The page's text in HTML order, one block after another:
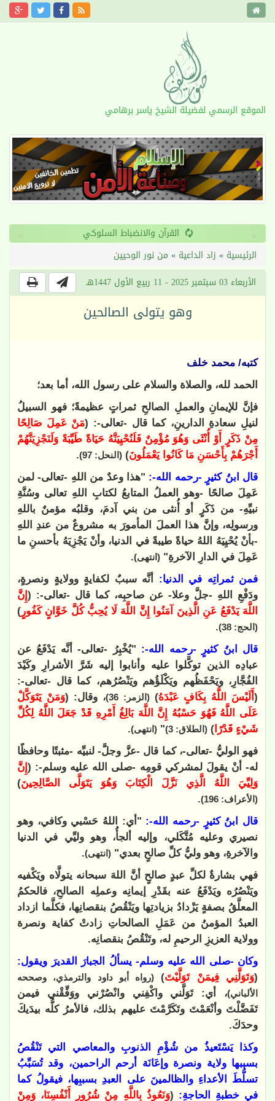
الموقع الرسمي لفضيلة الشيخ ياسر برهامي
القرآن والانضباط السلوكي ‹
›
الرئيسية » زاد الداعية » من نور الوحيين
الأربعاء 03 سبتمبر 2025 - 11 ربيع الأول 1447هـ
وهو يتولى الصالحين
كتبه/ محمد خلف
الحمد لله، والصلاة والسلام على رسول الله، أما بعد؛
فإنَّ للإيمانِ والعملِ الصالحِ ثمراتٍ عظيمةً؛ فهو السبيلُ
لنيلِ سعادةِ الدارينِ، كما قال -تعالى-: (مَنْ عَمِلَ صَالِحًا
مِنْ ذَكَرٍ أَوْ أُنْثَى وَهُوَ مُؤْمِنٌ فَلَنُحْيِيَنَّهُ حَيَاةً طَيِّبَةً وَلَنَجْزِيَنَّهُمْ
أَجْرَهُمْ بِأَحْسَنِ مَا كَانُوا يَعْمَلُونَ) (النحل: 97)
.
قال ابنُ كثيرٍ -رحمه الله-: "هذا وعدٌ من اللهِ -تعالى- لمن
عَمِلَ صالحًا -وهو العملُ المتابعُ لكتابِ اللهِ تعالى وسُنَّةِ
نبيِّهِ- من ذَكَرٍ أو أُنثى من بني آدمَ، وقلبُه مؤمنٌ باللهِ
ورسولِه، وإنَّ هذا العملَ المأمورَ به مشروعٌ من عندِ اللهِ
-بأنْ يُحْيِيَهُ اللهُ حياةً طيبةً في الدنيا، وأنْ يَجْزِيَهُ بأحسنِ ما
عَمِلَ في الدارِ الآخرةِ" (انتهى).
فمن ثمراتِه في الدنيا: أنَّه سببٌ لكفايةٍ وولايةٍ ونصرةٍ،
ودَفْعِ اللهِ -جلَّ وعلا- عن صاحبِه، كما قال -تعالى-: (إِنَّ
اللَّهَ يَدْفَعُ عَنِ الَّذِينَ آمَنُوا إِنَّ اللَّهَ لَا يُحِبُّ كُلَّ خَوَّانٍ كَفُورٍ )
(الحج: 38)
.
قال ابنُ كثيرٍ -رحمه الله-: "يُخْبِرُ -تعالى- أنَّه يَدْفَعُ عن
عبادِه الذين توكَّلوا عليه وأنابوا إليه شَرَّ الأشرارِ وكَيْدَ
الفُجَّارِ، ويَحْفَظُهم ويَكْلَؤُهم ويَنْصُرُهم، كما قال -تعالى-:
( أَلَيْسَ اللَّهُ بِكَافٍ عَبْدَهُ)(الزمر: 36) ، وقال: (وَمَنْ يَتَوَكَّلْ
عَلَى اللَّهُ فَهُوَ حَسْبُهُ إِنَّ اللَّهَ بَالِغُ أَمْرِهِ قَدْ جَعَلَ اللَّهُ لِكُلِّ
شَيْءٍ قَدْرًا ) (الطلاق: 3) " (انتهى).
فهو الوليُّ -تعالى-، كما قال -عزَّ وجلَّ- لنبيِّه -مثبتًا وحافظًا
له- أنْ يقولَ لمشركي قومِه -صلى الله عليه وسلم-: (إِنَّ
وَلِيِّيَ اللَّهُ الَّذِي نَزَّلَ الْكِتَابَ وَهُوَ يَتَوَلَّى الصَّالِحِينَ)
(الأعراف: 196)
.
قال ابنُ كثيرٍ -رحمه الله-: "أي: اللهُ حَسْبي وكافي، وهو
نصيري وعليه مُتَّكَلي، وإليه ألجأُ، وهو وليِّي في الدنيا
والآخرةِ، وهو وليُّ كلِّ صالحٍ بعدي" (انتهى).
فهي بشارةٌ لكلِّ عبدٍ صالحٍ أنَّ اللهَ سبحانه يتولَّاه ويَكْفيه
ويَنْصُرُه ويَدْفَعُ عنه بقَدْرِ إيمانِه وعملِه الصالحِ، فالحكمُ
المعلَّقُ بصفةٍ يَزْدادُ بزيادتِها ويَنْقُصُ بنقصانِها، فكلَّما ازداد
العبدُ المؤمنُ من عَمَلِ الصالحاتِ زادتْ كفاية ونصرة
وولاية العزيزِ الرحيمِ له، وتَنْقُصُ بنقصانِه.
وكان -صلى الله عليه وسلم- يسألُ الجبارَ القديرَ ويقول:
(وَتَوَلَّنِي فِيمَنْ تَوَلَّيْتَ)
(رواه أبو داود والترمذي، وصححه
الألباني)، أي: تَوَلَّني واكْفِني وانْصُرْني ووَفِّقْني فيمن
تَفَضَّلْتَ وأنْعَمْتَ وتَكَرَّمْتَ عليهم بذلك، فالأمرُ كلُّه بيدَيكَ
وحدَكَ.
وكذا يَسْتَعيذُ من شُؤْمِ الذنوبِ والمعاصي التي تَنْقُصُ
بسببها ولاية ونصرة وإعَانَة أرحم الراحمين، وقد تُسَبِّبُ
تسلُّطَ الأعداءِ والظالمينَ على العبدِ بسببِها، فيقولُ كما
في خطبةِ الحاجةِ: (وَنَعُوذُ بِاللَّهِ مِنْ شُرُورِ أَنْفُسِنَا، وَمِنْ